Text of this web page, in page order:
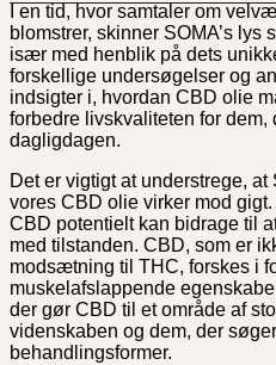
I en tid, hvor samtaler om
blomstrer, skinner SOMA’s lys
især med henblik på dets
forskellige undersøgelser og
indsigter i, hvordan CBD olie
forbedre livskvaliteten for dem,
dagligdagen.
Det er vigtigt at understrege,
vores CBD olie virker mod
CBD potentielt kan bidrage til
med tilstanden. CBD, som er
modsætning til THC, forskes i
muskelafslappende
der gør CBD til et område af
videnskaben og dem, der
behandlingsformer.